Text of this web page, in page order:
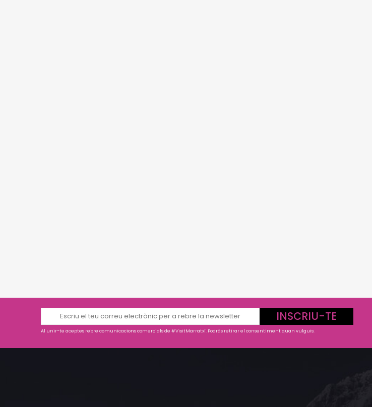
INSCRIU-TE
Al unir-te aceptes rebre comunicacions comercials de #VisitMarratxí. Podràs retirar el consentiment quan vulguis.